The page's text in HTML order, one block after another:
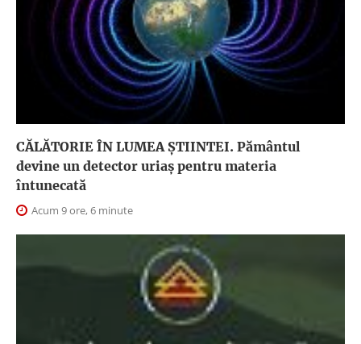
CĂLĂTORIE ÎN LUMEA ŞTIINTEI. Pământul
devine un detector uriaș pentru materia
întunecată
Acum 9 ore, 6 minute